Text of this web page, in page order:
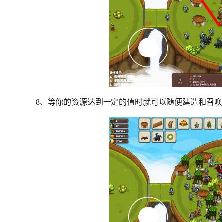
8、等你的资源达到一定的值时就可以随便建造和召